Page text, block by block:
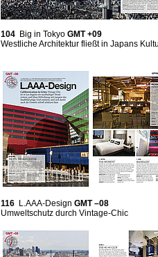
104 Big in Tokyo GMT +09
Westliche Architektur fließt in Japans
116 L.AAA-Design GMT –08
Umweltschutz durch Vintage-Chic